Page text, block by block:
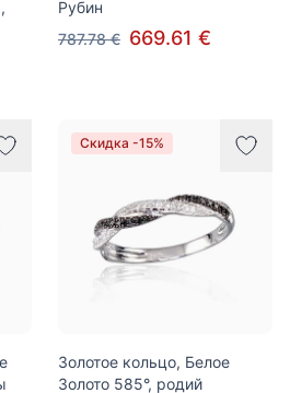
Рубин
787.78 € 669.61 €
Скидка -15%
Золотое кольцо, Белое
Золото 585°, родий